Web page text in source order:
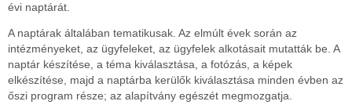
évi naptárát.
A naptárak általában tematikusak. Az elmúlt évek során az
intézményeket, az ügyfeleket, az ügyfelek alkotásait mutatták be. A
naptár készítése, a téma kiválasztása, a fotózás, a képek
elkészítése, majd a naptárba kerülők kiválasztása minden évben az
őszi program része; az alapítvány egészét megmozgatja.